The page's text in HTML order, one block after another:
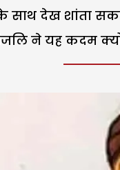
देख शांता
ने यह कदम